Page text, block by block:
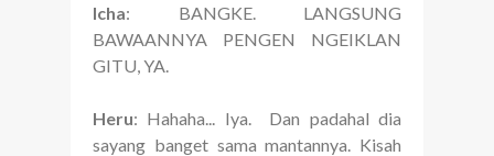
Icha: BANGKE. LANGSUNG
BAWAANNYA PENGEN NGEIKLAN
GITU, YA.
Heru: Hahaha... Iya. Dan padahal dia
sayang banget sama mantannya. Kisah